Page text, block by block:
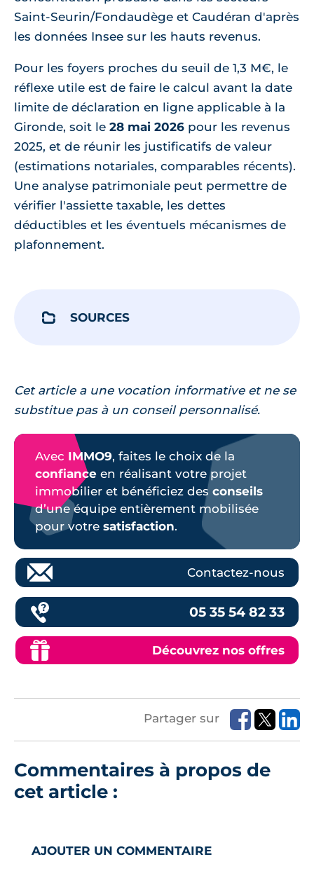
Saint-Seurin/Fondaudège et Caudéran d'après
les données Insee sur les hauts revenus.
Pour les foyers proches du seuil de 1,3 M€, le
réflexe utile est de faire le calcul avant la date
limite de déclaration en ligne applicable à la
Gironde, soit le 28 mai 2026 pour les revenus
2025, et de réunir les justificatifs de valeur
(estimations notariales, comparables récents).
Une analyse patrimoniale peut permettre de
vérifier l'assiette taxable, les dettes
déductibles et les éventuels mécanismes de
plafonnement.
SOURCES
Cet article a une vocation informative et ne se
substitue pas à un conseil personnalisé.
Avec IMMO9, faites le choix de la
confiance en réalisant votre projet
immobilier et bénéficiez des conseils
d’une équipe entièrement mobilisée
pour votre satisfaction.
Contactez-nous
05 35 54 82 33
Découvrez nos offres
Partager sur
Commentaires à propos de
cet article :
AJOUTER UN COMMENTAIRE